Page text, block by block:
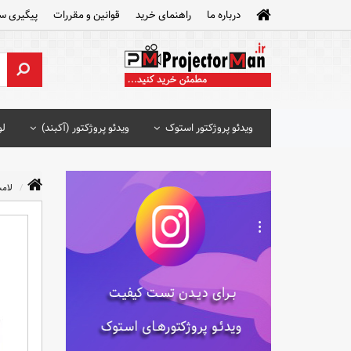
درباره ما راهنمای خرید قوانین و مقررات پیگیری
ویدئو پروژکتور استوک ویدئو پروژکتور (آکبند)